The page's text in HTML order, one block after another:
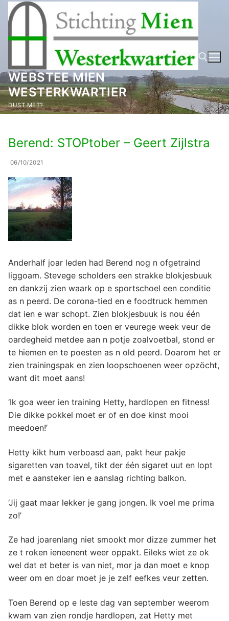
naar
inhoud
WEBSTEE MIEN
WESTERKWARTIER
DUST MET? Zoeken naar:
Berend: STOPtober – Geert Zijlstra
06/10/2021
Anderhalf joar leden had Berend nog n ofgetraind
liggoam. Stevege scholders een strakke blokjesbuuk
en dankzij zien waark op e sportschoel een conditie
as n peerd. De corona-tied en e foodtruck hemmen
dat ien e war schopt. Zien blokjesbuuk is nou één
dikke blok worden en toen er veurege week veur de
oardegheid metdee aan n potje zoalvoetbal, stond er
te hiemen en te poesten as n old peerd. Doarom het er
zien trainingspak en zien loopschoenen weer opzöcht,
want dit moet aans!
‘Ik goa weer ien training Hetty, hardlopen en fitness!
Die dikke pokkel moet er of en doe kinst mooi
meedoen!’
Hetty kikt hum verboasd aan, pakt heur pakje
sigaretten van toavel, tikt der één sigaret uut en lopt
met e aansteker ien e aanslag richting balkon.
‘Jij gaat maar lekker je gang jongen. Ik voel me prima
zo!’
Ze had joarenlang niet smookt mor dizze zummer het
ze t roken ieneenent weer oppakt. Eileks wiet ze ok
wel dat et beter is van niet, mor ja dan moet e knop
weer om en doar moet je je zelf eefkes veur zetten.
Toen Berend op e leste dag van september weerom
kwam van zien rondje hardlopen, zat Hetty met